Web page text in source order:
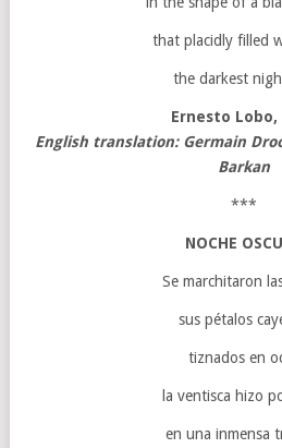
that placidly filled
the darkest
Ernesto Lobo,
English translation: Germain
Barkan
***
NOCHE
Se marchitaron
sus pétalos
tiznados en
la ventisca hizo
en una inmensa